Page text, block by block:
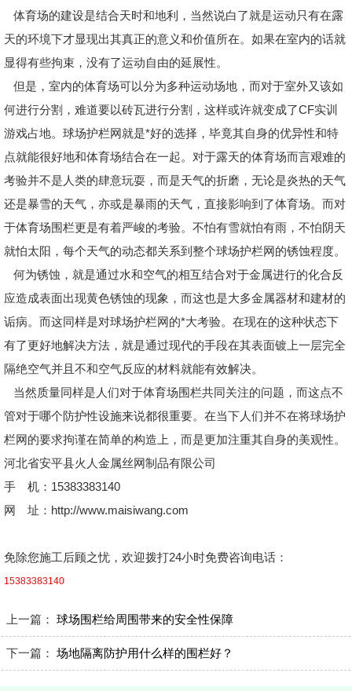
体育场的建设是结合天时和地利，当然说白了就是运动只有在露
天的环境下才显现出其真正的意义和价值所在。如果在室内的话就
显得有些拘束，没有了运动自由的延展性。
但是，室内的体育场可以分为多种运动场地，而对于室外又该如
何进行分割，难道要以砖瓦进行分割，这样或许就变成了CF实训
游戏占地。球场护栏网就是*好的选择，毕竟其自身的优异性和特
点就能很好地和体育场结合在一起。对于露天的体育场而言艰难的
考验并不是人类的肆意玩耍，而是天气的折磨，无论是炎热的天气
还是暴雪的天气，亦或是暴雨的天气，直接影响到了体育场。而对
于体育场围栏更是有着严峻的考验。不怕有雪就怕有雨，不怕阴天
就怕太阳，每个天气的动态都关系到整个球场护栏网的锈蚀程度。
何为锈蚀，就是通过水和空气的相互结合对于金属进行的化合反
应造成表面出现黄色锈蚀的现象，而这也是大多金属器材和建材的
诟病。而这同样是对球场护栏网的*大考验。在现在的这种状态下
有了更好地解决方法，就是通过现代的手段在其表面镀上一层完全
隔绝空气并且不和空气反应的材料就能有效解决。
当然质量同样是人们对于体育场围栏共同关注的问题，而这点不
管对于哪个防护性设施来说都很重要。在当下人们并不在将球场护
栏网的要求拘谨在简单的构造上，而是更加注重其自身的美观性。
河北省安平县火人金属丝网制品有限公司
手 机：15383383140
网 址：http://www.maisiwang.com
免除您施工后顾之忧，欢迎拨打24小时免费咨询电话：
15383383140
上一篇：球场围栏给周围带来的安全性保障
下一篇：场地隔离防护用什么样的围栏好？